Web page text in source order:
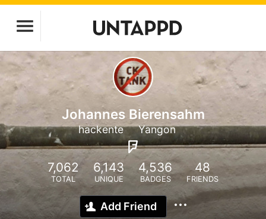
Johannes Bierensahm
hackente Yangon
7,062
TOTAL
6,143
UNIQUE
4,536
BADGES
48
FRIENDS
Add Friend